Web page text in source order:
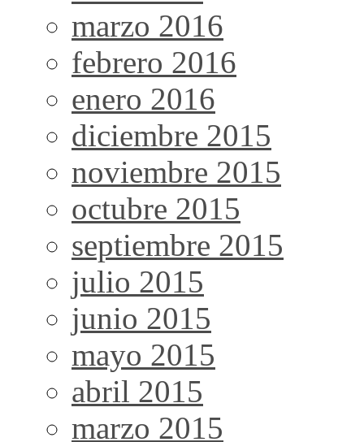
marzo 2016
febrero 2016
enero 2016
diciembre 2015
noviembre 2015
octubre 2015
septiembre 2015
julio 2015
junio 2015
mayo 2015
abril 2015
marzo 2015